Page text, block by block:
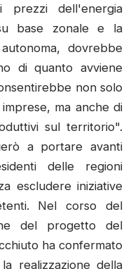
dell'energia
base zonale e la
dovrebbe
di quanto avviene
non solo
ma anche di
sul territorio".
a portare avanti
delle regioni
escludere iniziative
Nel corso del
del progetto del
ha confermato
realizzazione della